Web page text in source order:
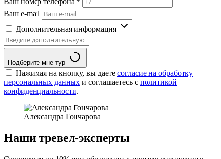
Ваш e-mail
Дополнительная информация
Подберите мне тур
Нажимая на кнопку, вы даете согласие на обработку
персональных данных и соглашаетесь c политикой
конфиденциальности.
Александра Гончарова
Наши тревел-эксперты